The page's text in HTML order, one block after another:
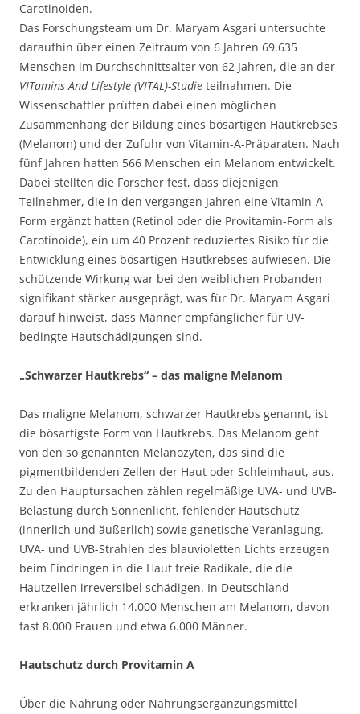
Carotinoiden.
Das Forschungsteam um Dr. Maryam Asgari untersuchte
daraufhin über einen Zeitraum von 6 Jahren 69.635
Menschen im Durchschnittsalter von 62 Jahren, die an der
VITamins And Lifestyle (VITAL)-Studie teilnahmen. Die
Wissenschaftler prüften dabei einen möglichen
Zusammenhang der Bildung eines bösartigen Hautkrebses
(Melanom) und der Zufuhr von Vitamin-A-Präparaten. Nach
fünf Jahren hatten 566 Menschen ein Melanom entwickelt.
Dabei stellten die Forscher fest, dass diejenigen
Teilnehmer, die in den vergangen Jahren eine Vitamin-A-
Form ergänzt hatten (Retinol oder die Provitamin-Form als
Carotinoide), ein um 40 Prozent reduziertes Risiko für die
Entwicklung eines bösartigen Hautkrebses aufwiesen. Die
schützende Wirkung war bei den weiblichen Probanden
signifikant stärker ausgeprägt, was für Dr. Maryam Asgari
darauf hinweist, dass Männer empfänglicher für UV-
bedingte Hautschädigungen sind.
„Schwarzer Hautkrebs“ – das maligne Melanom
Das maligne Melanom, schwarzer Hautkrebs genannt, ist
die bösartigste Form von Hautkrebs. Das Melanom geht
von den so genannten Melanozyten, das sind die
pigmentbildenden Zellen der Haut oder Schleimhaut, aus.
Zu den Hauptursachen zählen regelmäßige UVA- und UVB-
Belastung durch Sonnenlicht, fehlender Hautschutz
(innerlich und äußerlich) sowie genetische Veranlagung.
UVA- und UVB-Strahlen des blauvioletten Lichts erzeugen
beim Eindringen in die Haut freie Radikale, die die
Hautzellen irreversibel schädigen. In Deutschland
erkranken jährlich 14.000 Menschen am Melanom, davon
fast 8.000 Frauen und etwa 6.000 Männer.
Hautschutz durch Provitamin A
Über die Nahrung oder Nahrungsergänzungsmittel